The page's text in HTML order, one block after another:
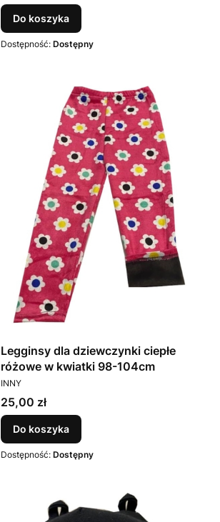
Do koszyka
Dostępność: Dostępny
Legginsy dla dziewczynki ciepłe
różowe w kwiatki 98-104cm
PRODUCENT
INNY
Cena
25,00 zł
Do koszyka
Dostępność: Dostępny